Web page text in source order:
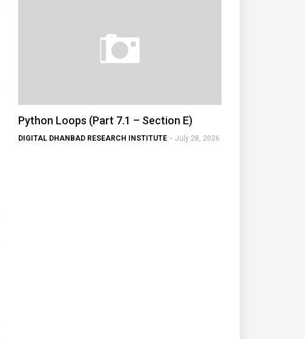
Python Loops (Part 7.1 – Section E)
DIGITAL DHANBAD RESEARCH INSTITUTE - July 28, 2026